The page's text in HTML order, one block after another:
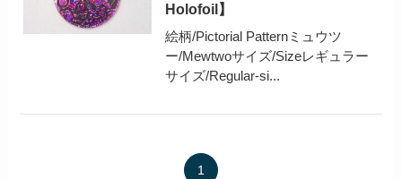
Holofoil】
絵柄/Pictorial Patternミュウツ
ー/Mewtwoサイズ/Sizeレギュラー
サイズ/Regular-si...
1